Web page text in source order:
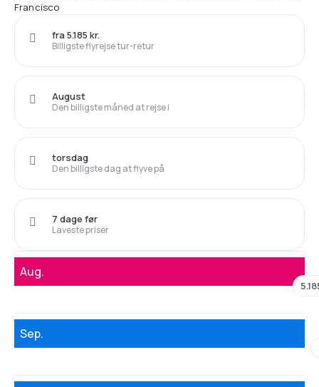
Francisco
Billigste flyrejse tur-retur
fra 5.185 kr.
Den billigste måned at rejse i
August
Den billigste dag at flyve på
torsdag
Laveste priser
7 dage før
Aug.
Sep.